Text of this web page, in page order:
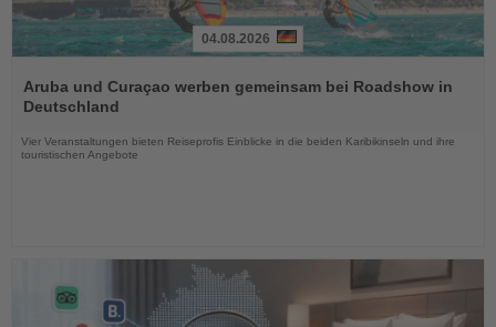
Sie
die
04.08.2026
Aruba und Curaçao werben gemeinsam bei Roadshow in
Deutschland
Vier Veranstaltungen bieten Reiseprofis Einblicke in die beiden Karibikinseln und ihre
touristischen Angebote